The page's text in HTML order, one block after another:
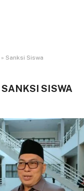
» Sanksi Siswa
SANKSI SISWA